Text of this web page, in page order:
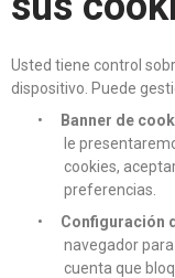
Usted tiene control
dispositivo. Puede
•
Banner de
le
cookies,
preferencias.
•
Configuración
navegador
cuenta que